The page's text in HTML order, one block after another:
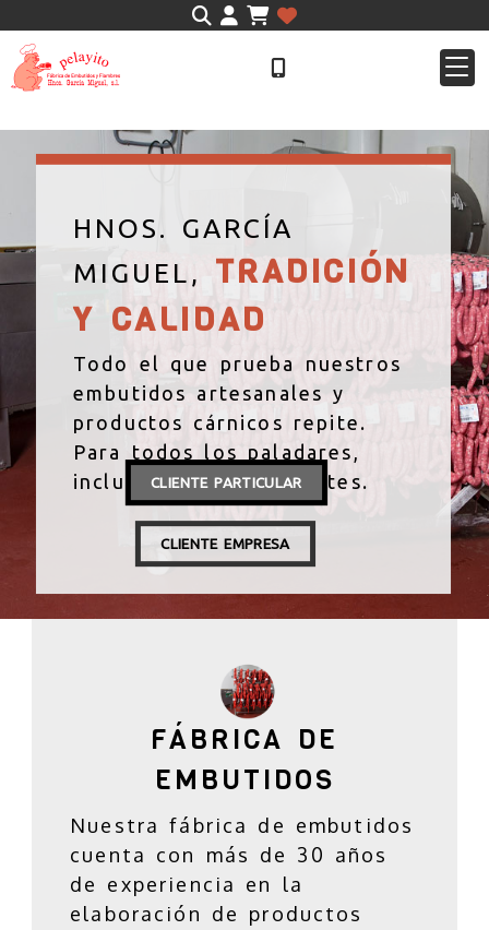
Identifícate
HNOS. GARCÍA
MIGUEL, TRADICIÓN
Y CALIDAD
Todo el que prueba nuestros
embutidos artesanales y
productos cárnicos repite.
Para todos los paladares,
incluso los más exigentes.
CLIENTE PARTICULAR
CLIENTE EMPRESA
FÁBRICA DE
FÁBRICA DE
EMBUTIDOS
Nuestra fábrica de embutidos
cuenta con más de 30 años
de experiencia en la
elaboración de productos